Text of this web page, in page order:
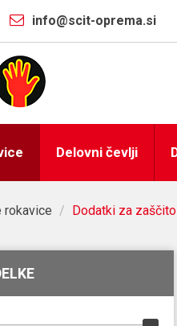
info@scit-oprema.si
Delovni čevlji
rokavice / Dodatki za